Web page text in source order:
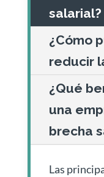
salarial?
¿Cómo
reducir
¿Qué
una
brecha
Las